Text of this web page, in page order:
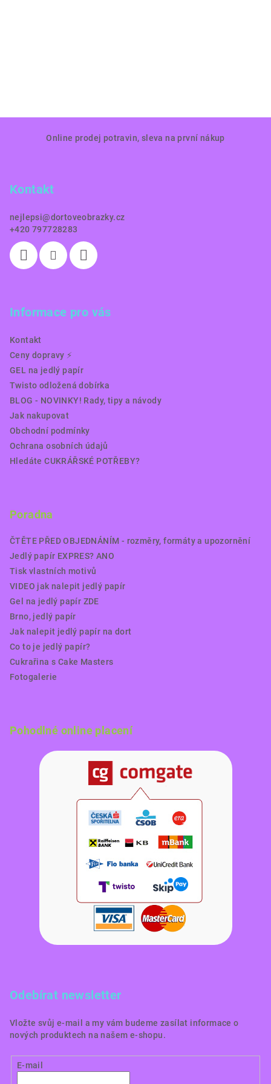
Online prodej potravin, sleva na první nákup
Kontakt
nejlepsi@dortoveobrazky.cz
+420 797728283
Informace pro vás
Kontakt
Ceny dopravy ⚡️
GEL na jedlý papír
Twisto odložená dobírka
BLOG - NOVINKY! Rady, tipy a návody
Jak nakupovat
Obchodní podmínky
Ochrana osobních údajů
Hledáte CUKRÁŘSKÉ POTŘEBY?
Poradna
ČTĚTE PŘED OBJEDNÁNÍM - rozměry, formáty a upozornění
Jedlý papír EXPRES? ANO
Tisk vlastních motivů
VIDEO jak nalepit jedlý papír
Gel na jedlý papír ZDE
Brno, jedlý papír
Jak nalepit jedlý papír na dort
Co to je jedlý papír?
Cukrařina s Cake Masters
Fotogalerie
Pohodlné online placení
Odebírat newsletter
Vložte svůj e-mail a my vám budeme zasílat informace o
nových produktech na našem e-shopu.
E-mail